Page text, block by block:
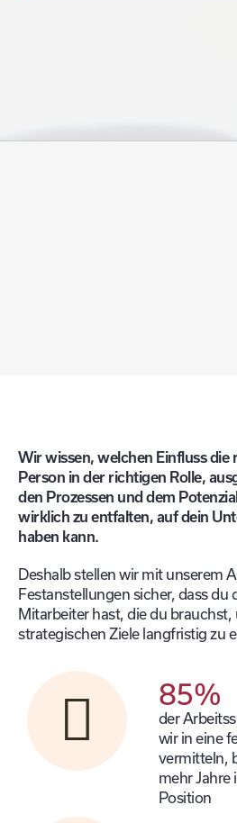
Wir wissen, welchen Einfluss die
Person in der richtigen Rolle,
den Prozessen und dem
wirklich zu entfalten, auf dein
haben kann.
Deshalb stellen wir mit unserem
Festanstellungen sicher, dass du
Mitarbeiter hast, die du brauchst,
strategischen Ziele langfristig zu
85%
der
wir in eine
vermitteln,
mehr Jahre
Position